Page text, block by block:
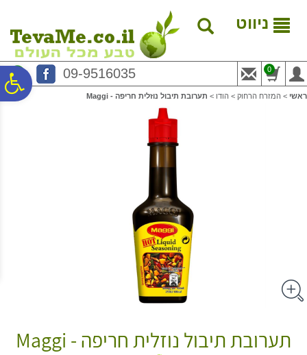
נגישות
המרכזי
ניווט
09-9516035 0
ראשי > המזרח הרחוק > הודו > תערובת תיבול נוזלית חריפה - Maggi
תערובת תיבול נוזלית חריפה - Maggi